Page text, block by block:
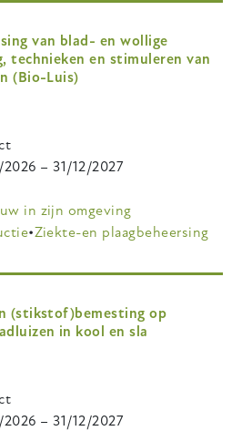
van blad- en wollige
technieken en stimuleren van
(Bio-Luis)
2026 –31/12/2027
in zijn omgeving
Ziekte-en plaagbeheersing
(stikstof)bemesting op
in kool en sla
2026 –31/12/2027